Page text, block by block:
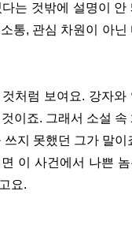
는 것밖에 설명이 안
통, 관심 차원이 아닌
처럼 보여요. 강자와
이죠. 그래서 소설 속
지 못했던 그가 말이
이 사건에서 나쁜 놈
요.